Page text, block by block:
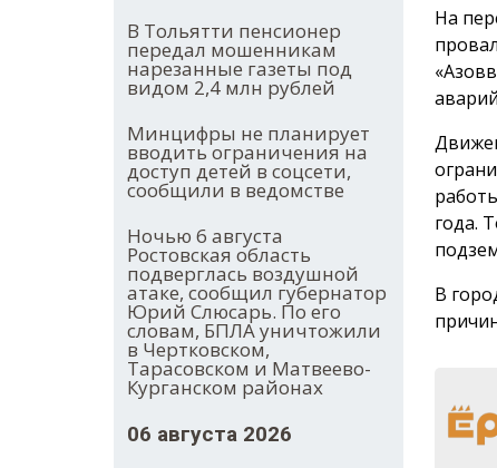
В Тольятти пенсионер
передал мошенникам
нарезанные газеты под
видом 2,4 млн рублей
Минцифры не планирует
вводить ограничения на
доступ детей в соцсети,
сообщили в ведомстве
Ночью 6 августа
Ростовская область
подверглась воздушной
атаке, сообщил губернатор
Юрий Слюсарь. По его
словам, БПЛА уничтожили
в Чертковском,
Тарасовском и Матвеево-
Курганском районах
06 августа 2026
На
года.
В